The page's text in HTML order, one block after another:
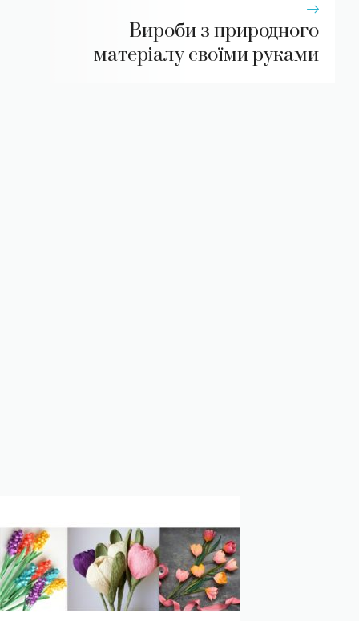
Вироби з природного
матеріалу своїми руками